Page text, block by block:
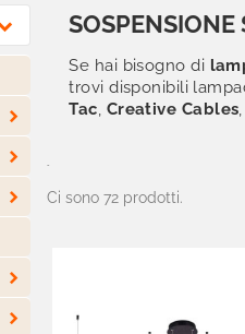





SOSPENSIONE
Se hai bisogno di
trovidisponibili
Tac, Creative Cables,
-
Ci sono 72 prodotti.